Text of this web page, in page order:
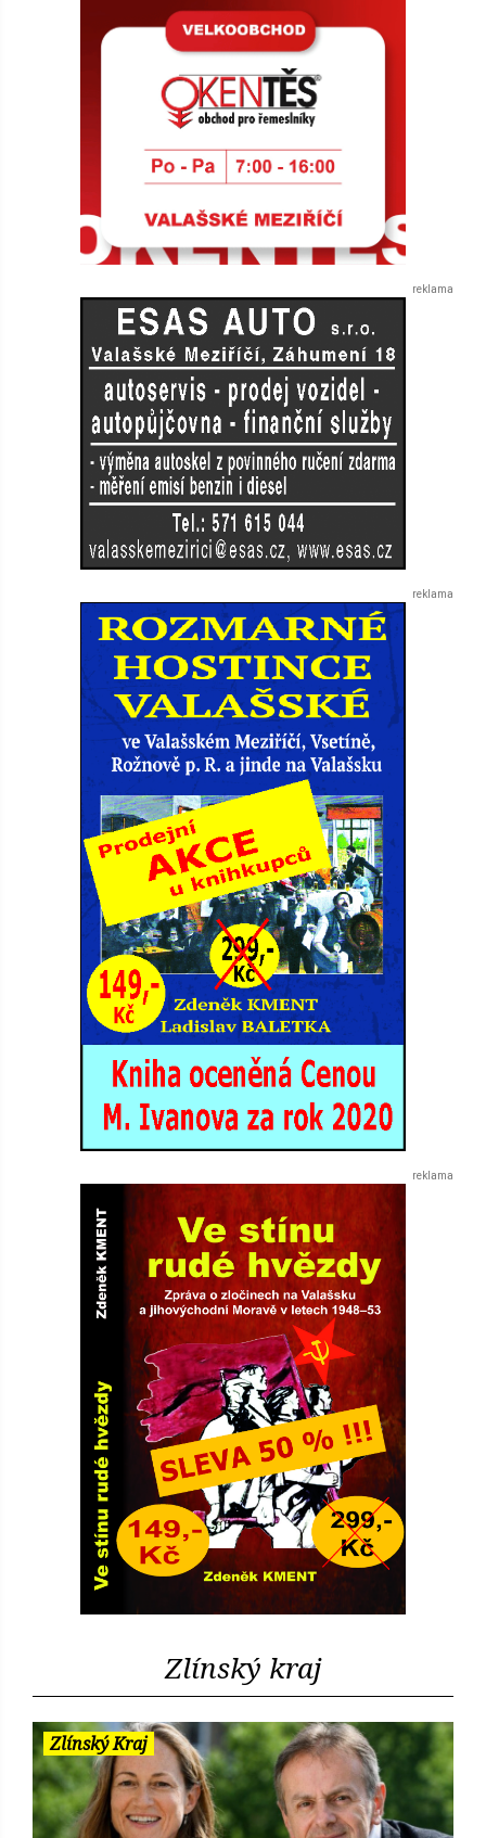
Zlínský kraj
Zlínský Kraj